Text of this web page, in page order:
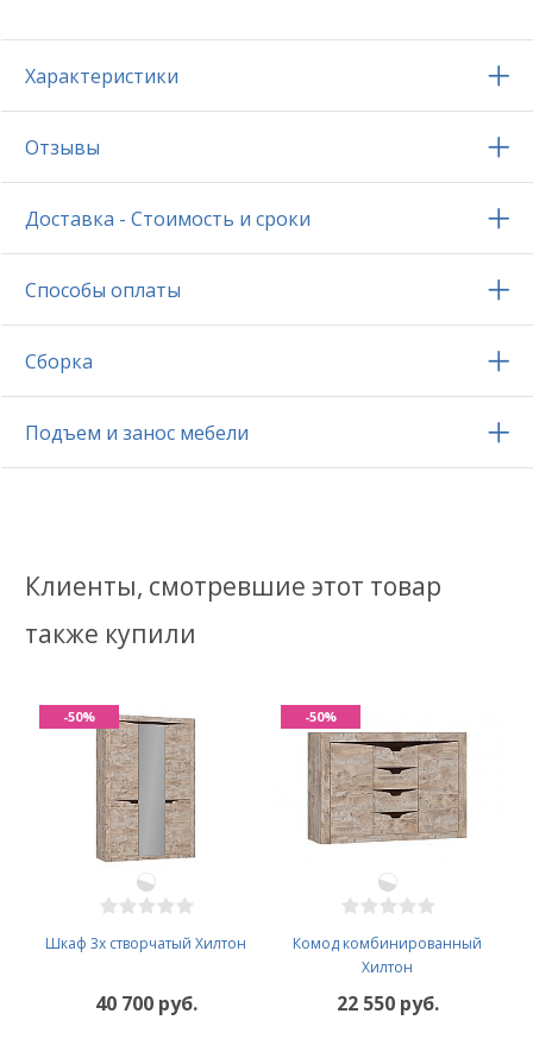
Характеристики
Отзывы
Доставка - Стоимость и сроки
Способы оплаты
Сборка
Подъем и занос мебели
Клиенты, смотревшие этот товар
также купили
Шкаф 3х створчатый Хилтон
40 700 руб.
-50%
Комод комбинированный
Хилтон
22 550 руб.
-50%